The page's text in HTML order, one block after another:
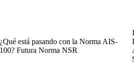
¿Qué está pasando con la Norma AIS-
100? Futura Norma NSR